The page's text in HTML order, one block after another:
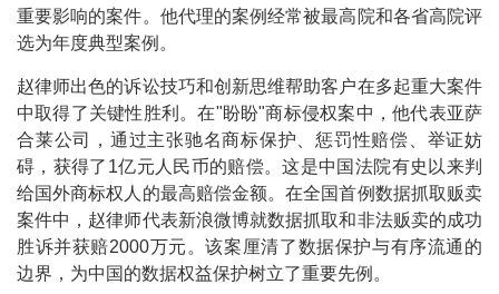
重要影响的案件。他代理的案例经常被最高院和各省高院评
选为年度典型案例。
赵律师出色的诉讼技巧和创新思维帮助客户在多起重大案件
中取得了关键性胜利。在"盼盼"商标侵权案中，他代表亚萨
合莱公司，通过主张驰名商标保护、惩罚性赔偿、举证妨
碍，获得了1亿元人民币的赔偿。这是中国法院有史以来判
给国外商标权人的最高赔偿金额。在全国首例数据抓取贩卖
案件中，赵律师代表新浪微博就数据抓取和非法贩卖的成功
胜诉并获赔2000万元。该案厘清了数据保护与有序流通的
边界，为中国的数据权益保护树立了重要先例。